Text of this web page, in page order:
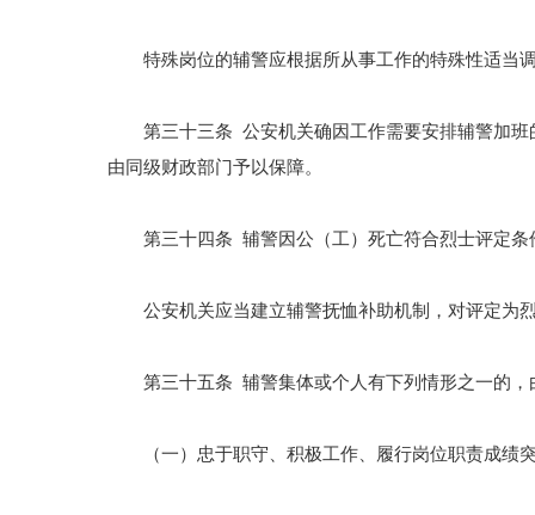
特殊岗位的辅警应根据所从事工作的特殊性适当
第三十三条 公安机关确因工作需要安排辅警加班
由同级财政部门予以保障。
第三十四条 辅警因公（工）死亡符合烈士评定条
公安机关应当建立辅警抚恤补助机制，对评定为
第三十五条 辅警集体或个人有下列情形之一的，
（一）忠于职守、积极工作、履行岗位职责成绩